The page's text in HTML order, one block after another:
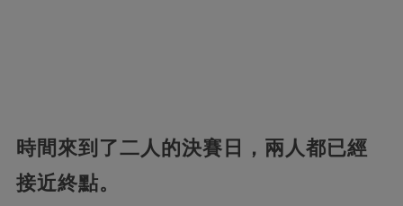
時間來到了二人的決賽日，兩人都已經
接近終點。